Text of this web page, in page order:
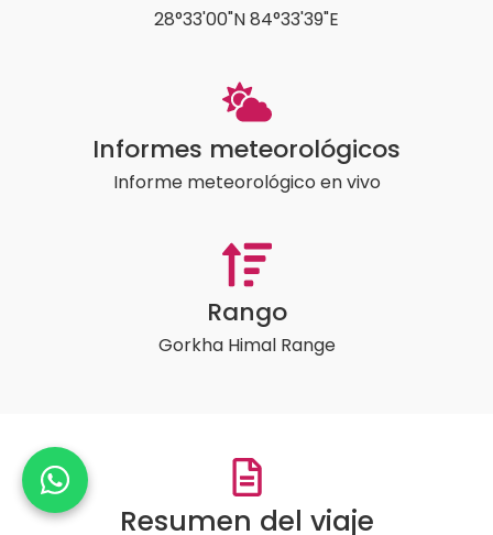
28°33'00"N 84°33'39"E
Informes meteorológicos
Informe meteorológico en vivo
Rango
Gorkha Himal Range
Resumen del viaje